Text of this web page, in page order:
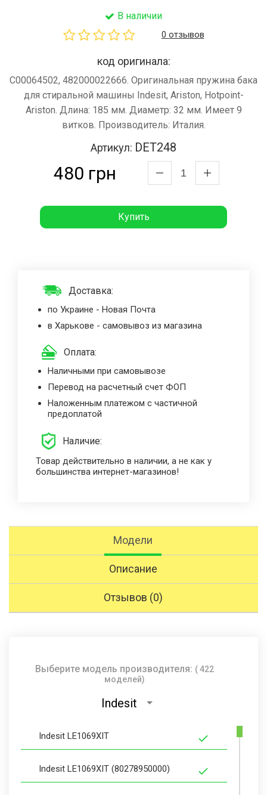
В наличии
0 отзывов
код оригинала:
C00064502, 482000022666. Оригинальная пружина бака
для стиральной машины Indesit, Ariston, Hotpoint-
Ariston. Длина: 185 мм. Диаметр: 32 мм. Имеет 9
витков. Производитель: Италия.
Артикул: DET248
480 грн
Купить
Доставка:
по Украине - Новая Почта
в Харькове - самовывоз из магазина
Оплата:
Наличными при самовывозе
Перевод на расчетный счет ФОП
Наложенным платежом с частичной
предоплатой
Наличие:
Товар действительно в наличии, а не как у
большинства интернет-магазинов!
Модели
Описание
Отзывов (0)
Выберите модель производителя: ( 422
моделей)
Indesit
Indesit LE1069XIT
Indesit LE1069XIT (80278950000)